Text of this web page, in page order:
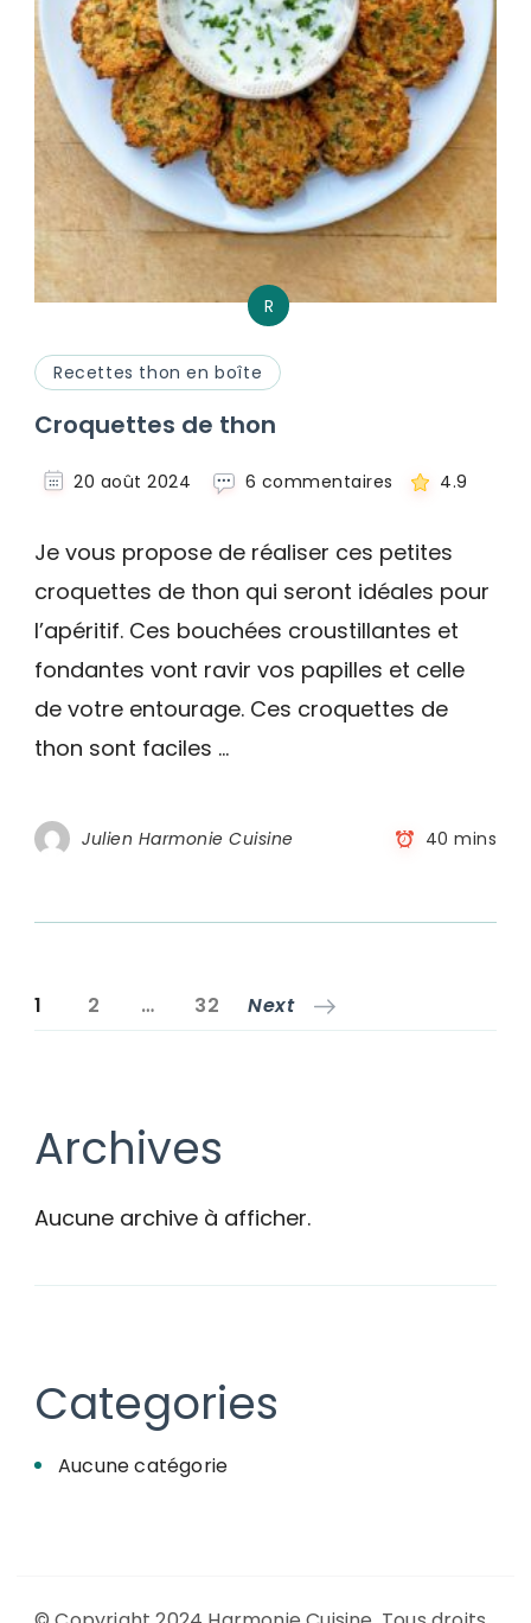
R
Recettes thon en boîte
Croquettes de thon
20 août 2024 6 commentaires sur
thon
4.9
Je vous propose de réaliser ces petites
croquettes de thon qui seront idéales pour
l’apéritif. Ces bouchées croustillantes et
fondantes vont ravir vos papilles et celle
de votre entourage. Ces croquettes de
thon sont faciles …
Julien Harmonie Cuisine 40 mins
Pagination
publications
Page
1 Page
2 … Page
32 Next
Archives
Aucune archive à afficher.
Categories
Aucune catégorie